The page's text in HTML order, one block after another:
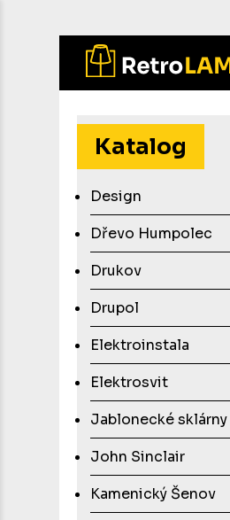
hlavnímu
obsahuKatalog
Design
Dřevo Humpolec
Drukov
Drupol
Elektroinstala
Elektrosvit
Jablonecké sklárny
John Sinclair
Kamenický Šenov